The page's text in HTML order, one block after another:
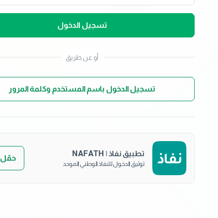
تسجيل الدخول
أو عن طريق
تسجيل الدخول باسم المستخدم وكلمة المرور
تطبيق نفاذ | NAFATH
توثيق الدخول للنفاذ الوطني الموحد حمّل